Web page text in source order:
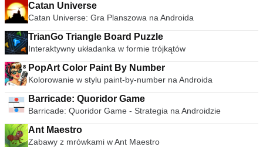
Catan Universe
Catan Universe: Gra Planszowa na Androida
TrianGo Triangle Board Puzzle
Interaktywny układanka w formie trójkątów
PopArt Color Paint By Number
Kolorowanie w stylu paint-by-number na Androida
Barricade: Quoridor Game
Barricade: Quoridor Game - Strategia na Androidzie
Ant Maestro
Zabawy z mrówkami w Ant Maestro